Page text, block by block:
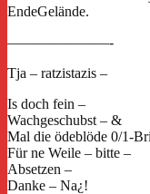
EndeGelände.
———————-
Tja – ratzistazis –
Is doch fein –
Wachgeschubst – &
Mal die ödeblöde 0/1-
Für ne Weile – bitte –
Absetzen –
Danke – Na¿!